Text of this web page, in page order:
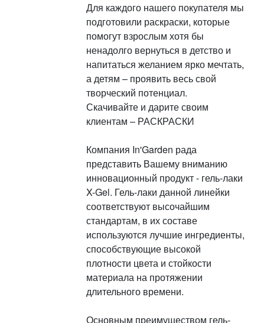
Для каждого нашего покупателя мы
подготовили раскраски, которые
помогут взрослым хотя бы
ненадолго вернуться в детство и
напитаться желанием ярко мечтать,
а детям – проявить весь свой
творческий потенциал.
Скачивайте и дарите своим
клиентам – РАСКРАСКИ
Компания In'Garden рада
представить Вашему вниманию
инновационный продукт - гель-лаки
X-Gel. Гель-лаки данной линейки
соответствуют высочайшим
стандартам, в их составе
используются лучшие ингредиенты,
способствующие высокой
плотности цвета и стойкости
материала на протяжении
длительного времени.
Основным преимуществом гель-